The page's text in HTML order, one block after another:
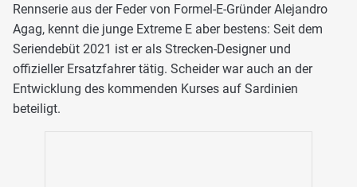
Rennserie aus der Feder von Formel-E-Gründer Alejandro
Agag, kennt die junge Extreme E aber bestens: Seit dem
Seriendebüt 2021 ist er als Strecken-Designer und
offizieller Ersatzfahrer tätig. Scheider war auch an der
Entwicklung des kommenden Kurses auf Sardinien
beteiligt.